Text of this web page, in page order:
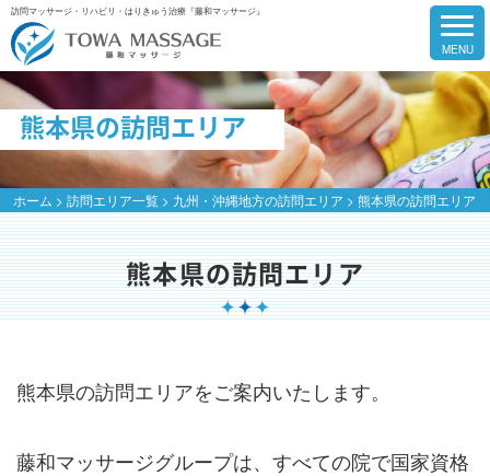
訪問マッサージ・リハビリ・はりきゅう治療『藤和マッサージ』
熊本県の訪問エリア
ホーム > 訪問エリア一覧> 九州・沖縄地方の訪問エリア > 熊本県の訪問エリア
熊本県の訪問エリア
熊本県の訪問エリアをご案内いたします。
藤和マッサージグループは、すべての院で国家資格